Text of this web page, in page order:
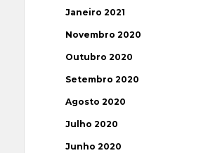
Janeiro 2021
Novembro 2020
Outubro 2020
Setembro 2020
Agosto 2020
Julho 2020
Junho 2020